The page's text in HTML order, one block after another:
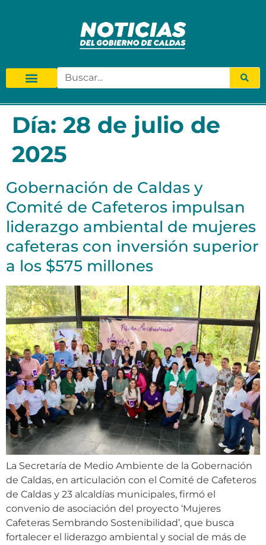
Día: 28 de julio de
2025
Gobernación de Caldas y
Comité de Cafeteros impulsan
liderazgo ambiental de mujeres
cafeteras con inversión superior
a los $575 millones
La Secretaría de Medio Ambiente de la Gobernación
de Caldas, en articulación con el Comité de Cafeteros
de Caldas y 23 alcaldías municipales, firmó el
convenio de asociación del proyecto ‘Mujeres
Cafeteras Sembrando Sostenibilidad’, que busca
fortalecer el liderazgo ambiental y social de más de